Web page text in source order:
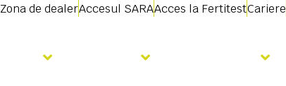
Zona de dealerAccesul SARAAcces la FertitestCariere